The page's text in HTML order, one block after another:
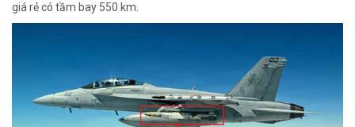
giá rẻ có tầm bay 550 km.